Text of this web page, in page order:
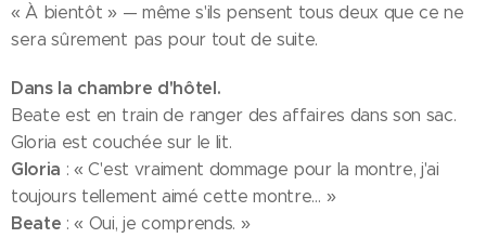
« À bientôt » — même s'ils pensent tous deux que ce ne
sera sûrement pas pour tout de suite.
Dans la chambre d'hôtel.
Beate est en train de ranger des affaires dans son sac.
Gloria est couchée sur le lit.
Gloria : « C'est vraiment dommage pour la montre, j'ai
toujours tellement aimé cette montre… »
Beate : « Oui, je comprends. »